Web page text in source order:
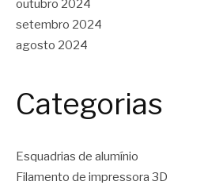
outubro 2024
setembro 2024
agosto 2024
Categorias
Esquadrias de alumínio
Filamento de impressora 3D